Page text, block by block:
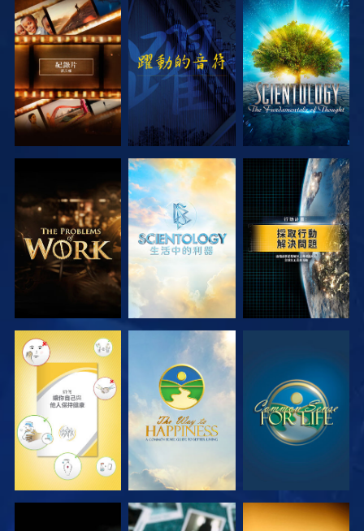
探索系列節目 觀看 探索系列節目
探索系列節目 探索系列節目 觀看
觀看 觀看 觀看